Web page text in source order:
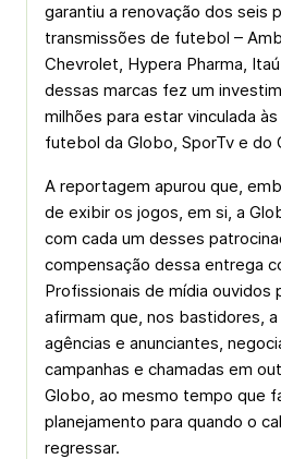
garantiu a renovação dos seis
transmissões de futebol –
Chevrolet, Hypera Pharma,
dessas marcas fez um
milhões para estar vinculada
futebol da Globo, SporTv e
A reportagem apurou que,
de exibir os jogos, em si, a
com cada um desses
compensação dessa entrega
Profissionais de mídia ouvidos
afirmam que, nos bastidores,
agências e anunciantes,
campanhas e chamadas em
Globo, ao mesmo tempo que
planejamento para quando o
regressar.